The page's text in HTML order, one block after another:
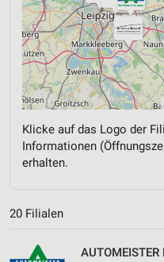
Klicke auf das Logo der
Informationen
erhalten.
20 Filialen